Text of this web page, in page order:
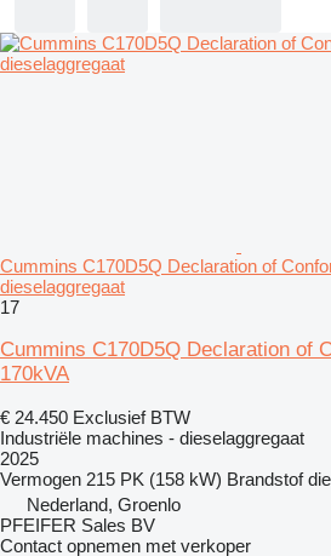
Cummins C170D5Q Declaration of
dieselaggregaat
17
Cummins C170D5Q Declaration of
170kVA
€ 24.450 Exclusief BTW
Industriële machines - dieselaggregaat
2025
Vermogen 215 PK (158 kW) Brandstof
Nederland, Groenlo
PFEIFER Sales BV
Contact opnemen met verkoper